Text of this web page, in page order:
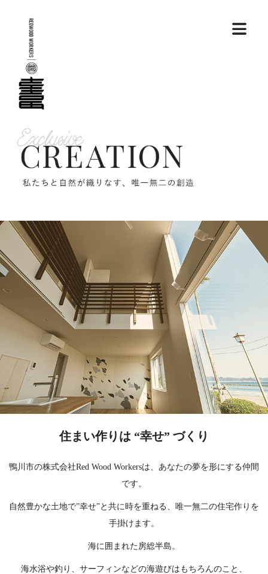
住まい作りは “幸せ” づくり
鴨川市の株式会社Red Wood Workersは、あなたの夢を形にする仲間
です。
自然豊かな土地で”幸せ”と共に時を重ねる、唯一無二の住宅作りを
手掛けます。
海に囲まれた房総半島。
海水浴や釣り、サーフィンなどの海遊びはもちろんのこと、